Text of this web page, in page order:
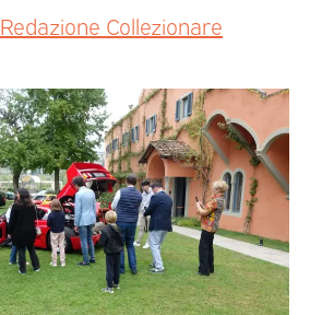
Redazione Collezionare